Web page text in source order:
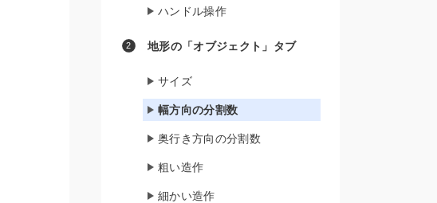
ハンドル操作
地形の「オブジェクト」タブ
サイズ
幅方向の分割数
奥行き方向の分割数
粗い造作
細かい造作